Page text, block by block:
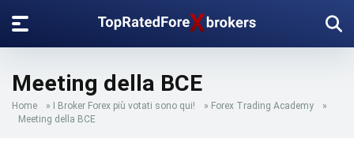
Meeting della BCE
Home » I Broker Forex più votati sono qui! » Forex Trading Academy
»
Meeting della BCE